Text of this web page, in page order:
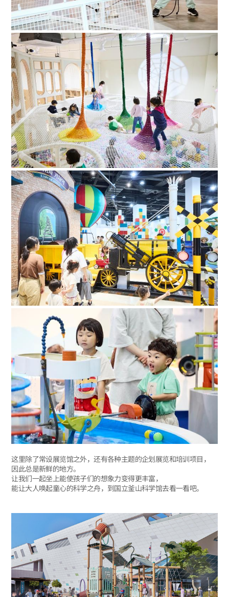
这里除了常设展览馆之外，还有各种主题的企划展览和培训项目，
因此总是新鲜的地方。
让我们一起坐上能使孩子们的想象力变得更丰富，
能让大人唤起童心的科学之舟，到国立釜山科学馆去看一看吧。